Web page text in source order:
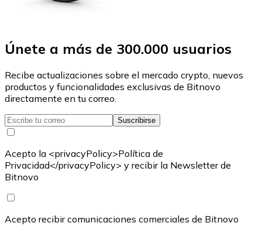
Únete a más de 300.000 usuarios
Recibe actualizaciones sobre el mercado crypto, nuevos
productos y funcionalidades exclusivas de Bitnovo
directamente en tu correo.
Suscribirse
Acepto la <privacyPolicy>Política de
Privacidad</privacyPolicy> y recibir la Newsletter de
Bitnovo
Acepto recibir comunicaciones comerciales de Bitnovo